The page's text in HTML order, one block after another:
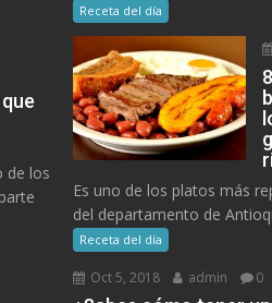
de los
Receta del día
Es uno de los platos más
del departamento de
Receta del día
Oct 5, 2018 admin 0